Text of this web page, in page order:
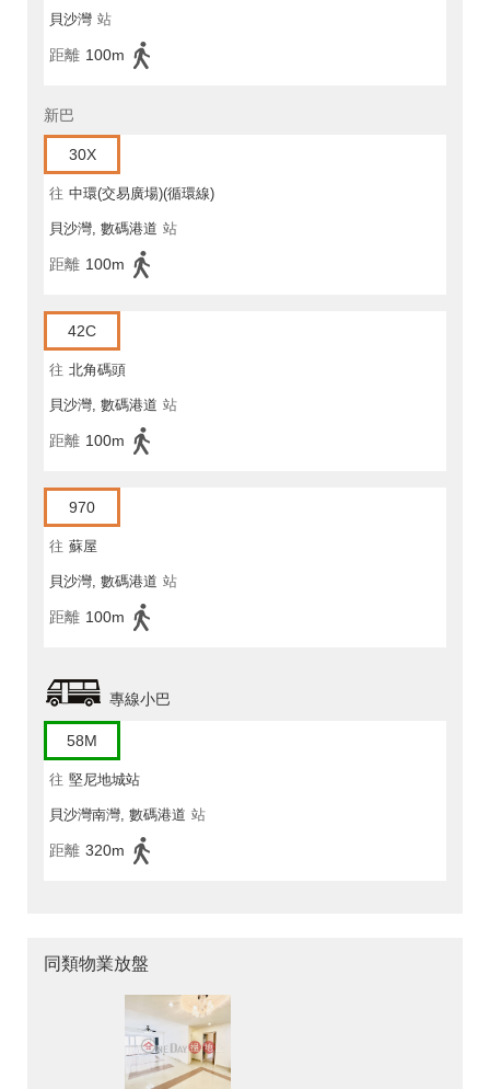
貝沙灣 站
距離 100m
新巴
30X
往 中環(交易廣場)(循環線)
貝沙灣, 數碼港道 站
距離 100m
42C
往 北角碼頭
貝沙灣, 數碼港道 站
距離 100m
970
往 蘇屋
貝沙灣, 數碼港道 站
距離 100m
專線小巴
58M
往 堅尼地城站
貝沙灣南灣, 數碼港道 站
距離 320m
同類物業放盤